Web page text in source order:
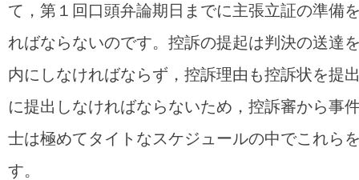
て，第１回口頭弁論期日までに主張立証の準備
ればならないのです。控訴の提起は判決の送達
内にしなければならず，控訴理由も控訴状を提
に提出しなければならないため，控訴審から事
士は極めてタイトなスケジュールの中でこれら
す。